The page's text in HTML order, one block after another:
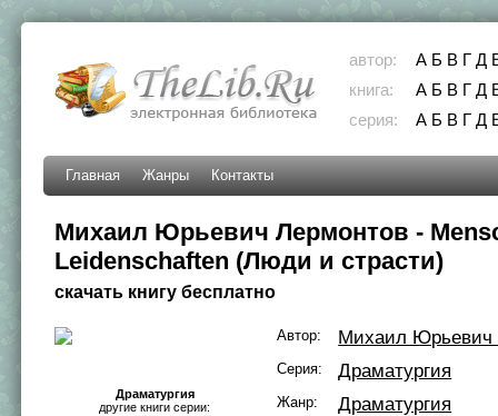
автор: А Б В Г Д
книга:
А Б В Г Д
серия:
А Б В Г Д
Главная Жанры Контакты
Михаил Юрьевич Лермонтов -
Leidenschaften (Люди и страсти)
скачать книгу бесплатно
Драматургия
другие книги серии:
Автор: Михаил Юрьевич
Серия: Драматургия
Жанр: Драматургия